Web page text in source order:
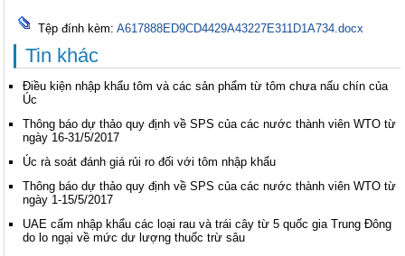
Tệp đính kèm: A617888ED9CD4429A43227E311D1A734.docx
Tin khác
Điều kiện nhập khẩu tôm và các sản phẩm từ tôm chưa nấu chín của
Úc
Thông báo dự thảo quy định về SPS của các nước thành viên WTO từ
ngày 16-31/5/2017
Úc rà soát đánh giá rủi ro đối với tôm nhập khẩu
Thông báo dự thảo quy định về SPS của các nước thành viên WTO từ
ngày 1-15/5/2017
UAE cấm nhập khẩu các loại rau và trái cây từ 5 quốc gia Trung Đông
do lo ngại về mức dư lượng thuốc trừ sâu